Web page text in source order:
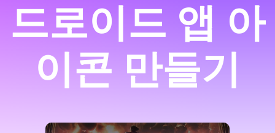
드로이드 앱 아
이콘 만들기